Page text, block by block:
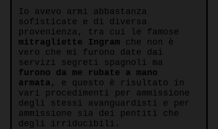
Io avevo armi abbastanza
sofisticate e di diversa
provenienza, tra cui le famose
mitragliette Ingram che non è
vero che mi furono date dai
servizi segreti spagnoli ma
furono da me rubate a mano
armata , e questo è risultato in
vari procedimenti per ammissione
degli stessi avanguardisti e per
ammissione sia dei pentiti che
degli irriducibili.